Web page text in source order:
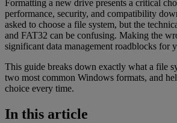
Formatting a new drive presents a critical
performance, security, and compatibility
asked to choose a file system, but the
and FAT32 can be confusing. Making the
significant data management roadblocks for
This guide breaks down exactly what a file
two most common Windows formats, and
choice every time.
In this article